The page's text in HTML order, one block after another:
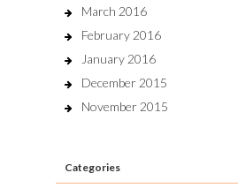
March 2016
February 2016
January 2016
December 2015
November 2015
Categories